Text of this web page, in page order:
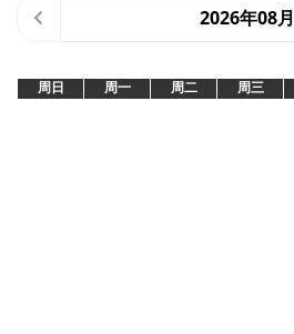
2026年08月
周日 周一 周二 周三